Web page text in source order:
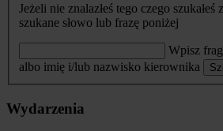
Jeżeli nie znalazłeś tego czego
szukane słowo lub frazę poniżej
Wpisz
albo imię i/lub nazwisko kierownika
Wydarzenia